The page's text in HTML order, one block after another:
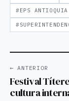
#EPS ANTIOQUIA
← ANTERIOR
Festival
cultura